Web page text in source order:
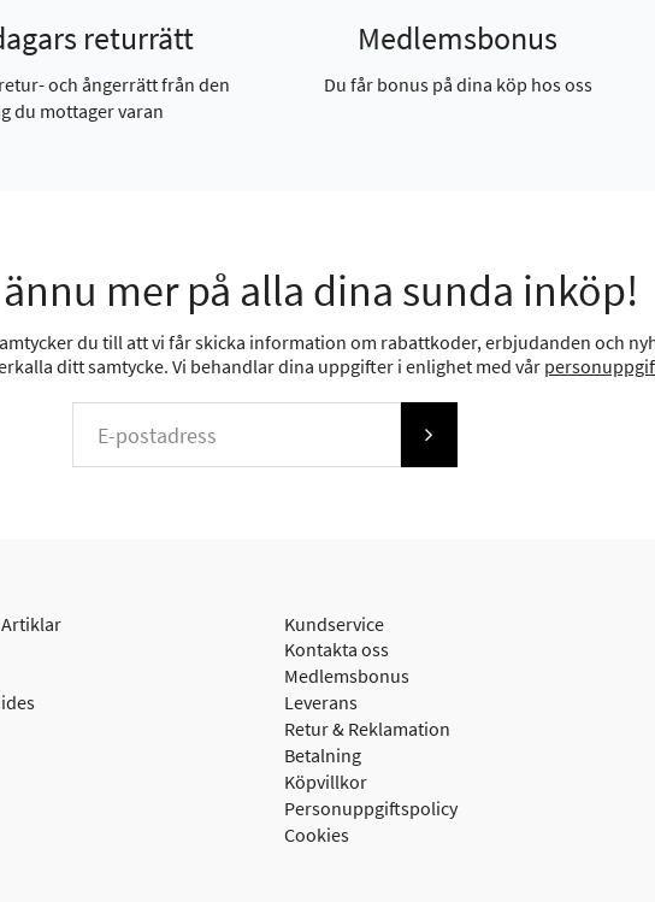
returrätt
och ångerrätt från den
du mottager varan
Medlemsbonus
Du får bonus på dina köp hos oss
mer på alla dina sunda inköp!
du till att vi får skicka information om rabattkoder, erbjudanden och
ditt samtycke. Vi behandlar dina uppgifter i enlighet med vår
Kundservice
Kontakta oss
Medlemsbonus
Leverans
Retur & Reklamation
Betalning
Köpvillkor
Personuppgiftspolicy
Cookies